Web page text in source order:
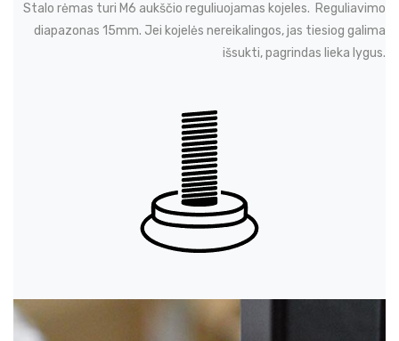
Stalo rėmas turi M6 aukščio reguliuojamas kojeles. Reguliavimo
diapazonas 15mm. Jei kojelės nereikalingos, jas tiesiog galima
išsukti, pagrindas lieka lygus.